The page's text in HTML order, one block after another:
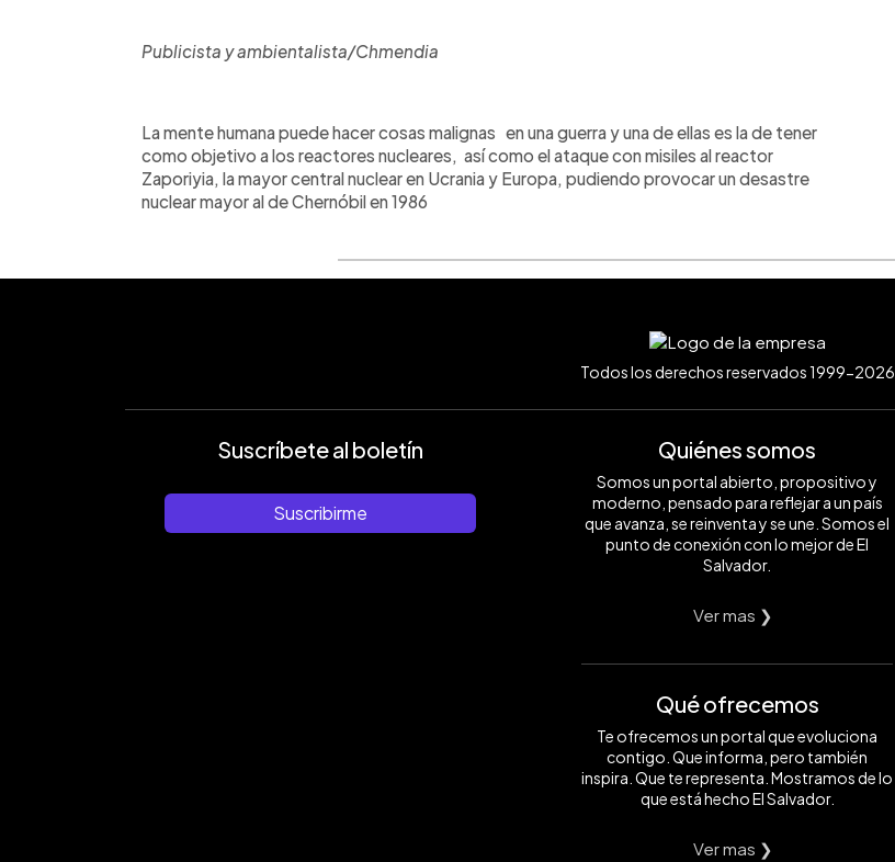
Publicista y ambientalista/Chmendia
La mente humana puede hacer cosas malignas en una guerra y una de ellas es la de tener
como objetivo a los reactores nucleares, así como el ataque con misiles al reactor
Zaporiyia, la mayor central nuclear en Ucrania y Europa, pudiendo provocar un desastre
nuclear mayor al de Chernóbil en 1986
Todos los derechos reservados 1999-2026
Suscríbete al boletín
Suscribirme
Quiénes somos
Somos un portal abierto, propositivo y
moderno, pensado para reflejar a un país
que avanza, se reinventa y se une. Somos el
punto de conexión con lo mejor de El
Salvador.
Ver mas ❯
Qué ofrecemos
Te ofrecemos un portal que evoluciona
contigo. Que informa, pero también
inspira. Que te representa. Mostramos de lo
que está hecho El Salvador.
Ver mas ❯